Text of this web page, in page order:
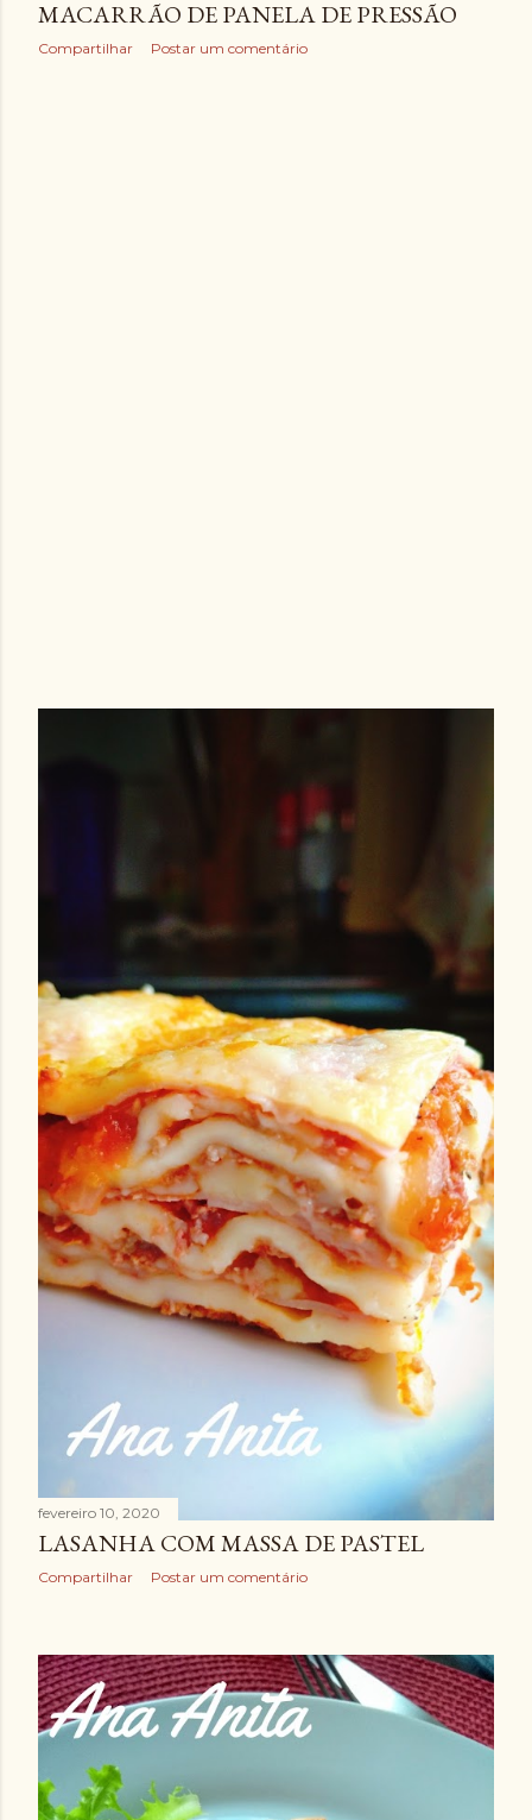
MACARRÃO DE PANELA DE PRESSÃO
Compartilhar Postar um comentário
fevereiro 10, 2020
LASANHA COM MASSA DE PASTEL
Compartilhar Postar um comentário